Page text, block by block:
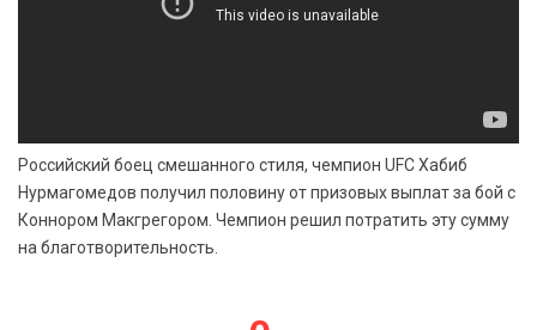
Российский боец смешанного стиля, чемпион UFC Хабиб
Нурмагомедов получил половину от призовых выплат за бой с
Коннором Макгрегором. Чемпион решил потратить эту сумму
на благотворительность.